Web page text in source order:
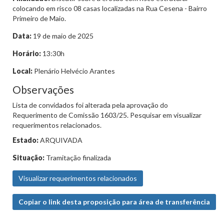
colocando em risco 08 casas localizadas na Rua Cesena - Bairro
Primeiro de Maio.
Data: 19 de maio de 2025
Horário: 13:30h
Local: Plenário Helvécio Arantes
Observações
Lista de convidados foi alterada pela aprovação do
Requerimento de Comissão 1603/25. Pesquisar em visualizar
requerimentos relacionados.
Estado:ARQUIVADA
Situação: Tramitação finalizada
Visualizar requerimentos relacionados
Copiar o link desta proposição para área de transferência